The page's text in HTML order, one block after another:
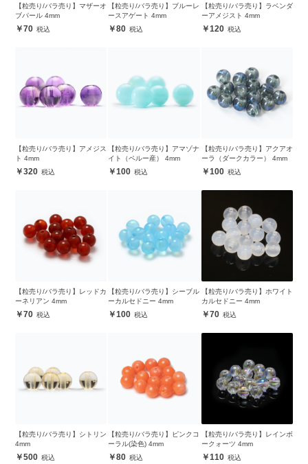
【粒売り/バラ売り】マザーオ
ブパール 4mm
70
【粒売り/バラ売り】ブルーレ
ースアゲート 4mm
80
【粒売り/バラ売り】ラベンダ
ーアメジスト 4mm
120
【粒売り/バラ売り】アメジス
ト 4mm
320
【粒売り/バラ売り】アマゾナ
イト（ペルー産） 4mm
100
【粒売り/バラ売り】アクアオ
ーラ（ダークカラー） 4mm
100
【粒売り/バラ売り】レッドカ
ーネリアン 4mm
70
【粒売り/バラ売り】シーブル
ーカルセドニー 4mm
100
【粒売り/バラ売り】ホワイト
カルセドニー 4mm
70
【粒売り/バラ売り】シトリン
4mm
500
【粒売り/バラ売り】ピンクコ
ーラル(染色) 4mm
80
【粒売り/バラ売り】レインボ
ークォーツ 4mm
110